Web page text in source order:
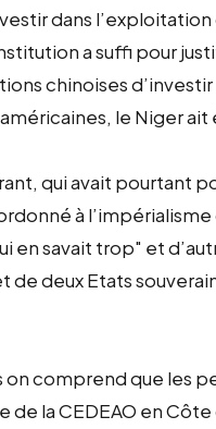
dans
a suffi pour
chinoises d’investir
le Niger ait
qui avait pourtant
à
en savait trop" et
de deux Etats
comprend que les
la CEDEAO en Côte